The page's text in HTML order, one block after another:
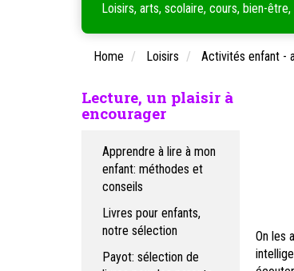
Loisirs, arts, scolaire, cours, bien-être,
Home Loisirs Activités enfant -
Lecture, un plaisir à
encourager
Apprendre à lire à mon
enfant: méthodes et
conseils
Livres pour enfants,
notre sélection
Payot: sélection de
On les